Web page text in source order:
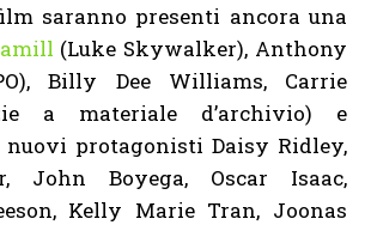
saranno presenti ancora una
(Luke Skywalker), Anthony
Billy Dee Williams, Carrie
a materiale d’archivio) e
protagonisti Daisy Ridley,
John Boyega, Oscar Isaac,
Kelly Marie Tran, Joonas